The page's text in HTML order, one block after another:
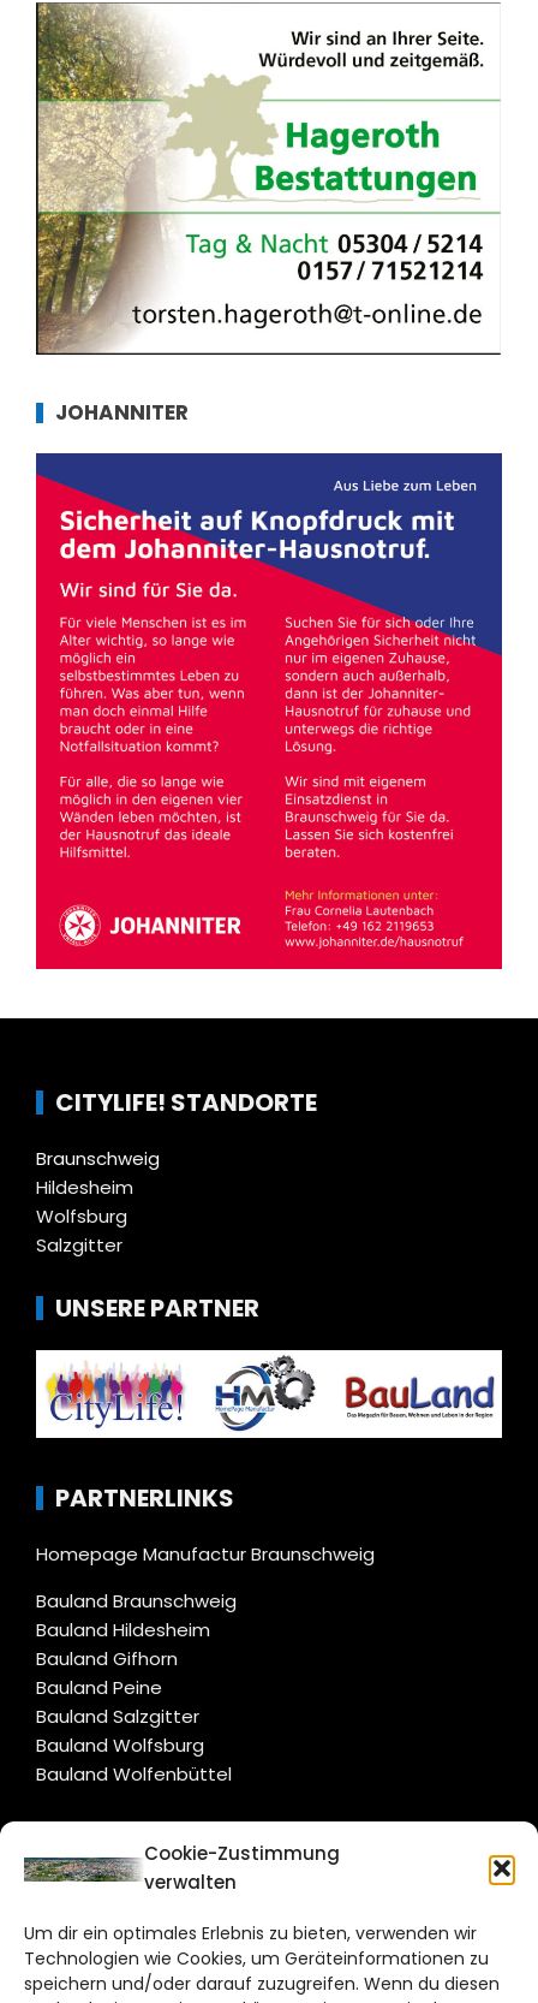
Cookie-Zustimmung
verwalten
Um dir ein optimales Erlebnis zu bieten, verwenden wir
Technologien wie Cookies, um Geräteinformationen zu
speichern und/oder darauf zuzugreifen. Wenn du diesen
JOHANNITER
CITYLIFE! STANDORTE
Braunschweig
Hildesheim
Wolfsburg
Salzgitter
UNSERE PARTNER
PARTNERLINKS
Homepage Manufactur Braunschweig
Bauland Braunschweig
Bauland Hildesheim
Bauland Gifhorn
Bauland Peine
Bauland Salzgitter
Bauland Wolfsburg
Bauland Wolfenbüttel
CITYLIFE!
Bruchtorwall 12
38100 Braunschweig